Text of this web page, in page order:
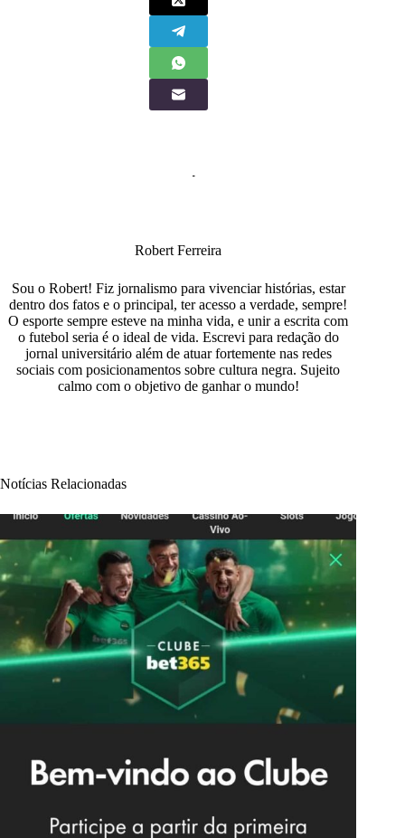
Robert Ferreira
Sou o Robert! Fiz jornalismo para vivenciar histórias, estar
dentro dos fatos e o principal, ter acesso a verdade, sempre!
O esporte sempre esteve na minha vida, e unir a escrita com
o futebol seria é o ideal de vida. Escrevi para redação do
jornal universitário além de atuar fortemente nas redes
sociais com posicionamentos sobre cultura negra. Sujeito
calmo com o objetivo de ganhar o mundo!
Notícias Relacionadas